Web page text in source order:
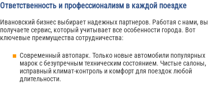
Ответственность и профессионализм в каждой поездке
Ивановский бизнес выбирает надежных партнеров. Работая с нами, вы
получаете сервис, который учитывает все особенности города. Вот
ключевые преимущества сотрудничества:
Современный автопарк. Только новые автомобили популярных
марок с безупречным техническим состоянием. Чистые салоны,
исправный климат-контроль и комфорт для поездок любой
длительности.